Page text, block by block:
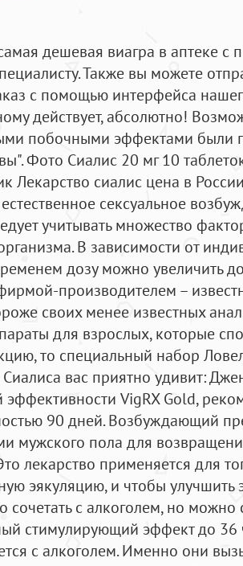
дешевая виагра в аптеке с
Также вы можете
с помощью интерфейса
действует, абсолютно!
побочными эффектами были
Фото Сиалис 20 мг 10
Лекарство сиалис цена в
сексуальное
учитывать множество
В зависимости от
дозу можно увеличить
производителем –
своих менее известных
для взрослых, которые
то специальный набор
вас приятно удивит:
эффективности VigRX Gold,
90 дней. Возбуждающий
мужского пола для
лекарство применяется для
эякуляцию, и чтобы улучшить
сочетать с алкоголем, но
стимулирующий эффект до 36
с алкоголем. Именно они